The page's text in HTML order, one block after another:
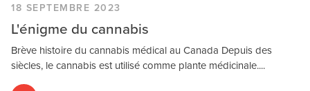
18 SEPTEMBRE 2023
L'énigme du cannabis
Brève histoire du cannabis médical au Canada Depuis des
siècles, le cannabis est utilisé comme plante médicinale....